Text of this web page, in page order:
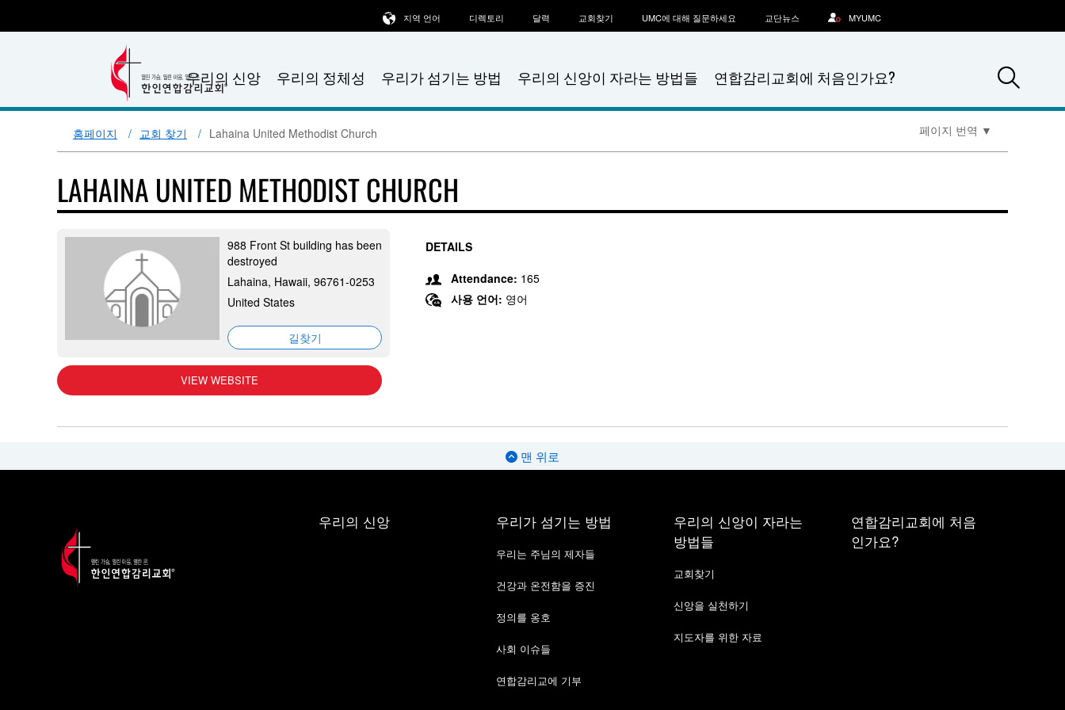
우리의 신앙 우리의 정체성 우리가 섬기는 방법 우리의 신앙이 자라는 방법들 연합감리교회에 처음인가요?
지역 언어 디렉토리 달력 교회찾기 UMC에 대해 질문하세요 교단뉴스 MYUMC
홈페이지 교회 찾기 Lahaina United Methodist Church 페이지 번역 ▼
LAHAINA UNITED METHODIST CHURCH
988 Front St building has been
destroyed
Lahaina, Hawaii, 96761-0253
United States
길찾기
VIEW WEBSITE
DETAILS
Attendance: 165
사용 언어: 영어
맨 위로
우리의 신앙 우리가 섬기는 방법
우리는 주님의 제자들
건강과 온전함을 증진
정의를 옹호
사회 이슈들
연합감리교에 기부
우리의 신앙이 자라는
방법들
교회찾기
신앙을 실천하기
지도자를 위한 자료
연합감리교회에 처음
인가요?